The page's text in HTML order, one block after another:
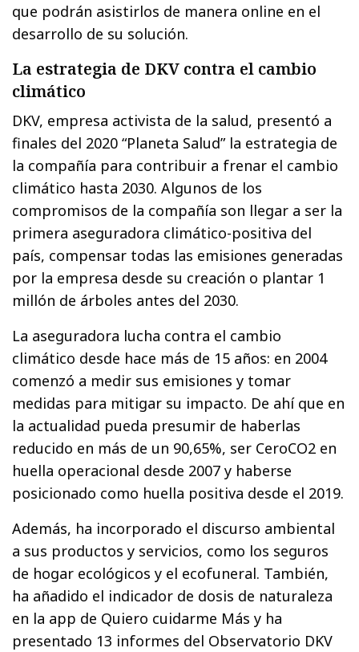
que podrán asistirlos de manera online en el
desarrollo de su solución.
La estrategia de DKV contra el cambio
climático
DKV, empresa activista de la salud, presentó a
finales del 2020 “Planeta Salud” la estrategia de
la compañía para contribuir a frenar el cambio
climático hasta 2030. Algunos de los
compromisos de la compañía son llegar a ser la
primera aseguradora climático-positiva del
país, compensar todas las emisiones generadas
por la empresa desde su creación o plantar 1
millón de árboles antes del 2030.
La aseguradora lucha contra el cambio
climático desde hace más de 15 años: en 2004
comenzó a medir sus emisiones y tomar
medidas para mitigar su impacto. De ahí que en
la actualidad pueda presumir de haberlas
reducido en más de un 90,65%, ser CeroCO2 en
huella operacional desde 2007 y haberse
posicionado como huella positiva desde el 2019.
Además, ha incorporado el discurso ambiental
a sus productos y servicios, como los seguros
de hogar ecológicos y el ecofuneral. También,
ha añadido el indicador de dosis de naturaleza
en la app de Quiero cuidarme Más y ha
presentado 13 informes del Observatorio DKV